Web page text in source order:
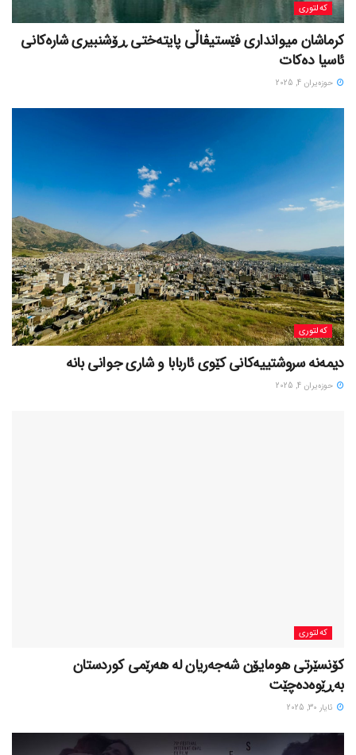
کەلتوری
کرماشان میوانداری فێستیڤاڵی پایتەختی ڕۆشنبیری شارەکانی
ئاسیا دەکات
حوزه‌یران 4, 2025
کەلتوری
حوزه‌یران 4, 2025
کەلتوری
کۆنسێرتی هومایۆن شەجەریان لە هەرێمی کوردستان
بەڕێوەدەچێت
ئایار 30, 2025